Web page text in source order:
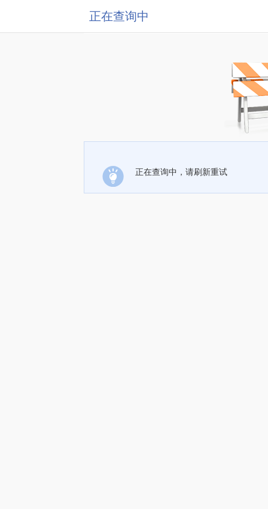
正在查询中
正在查询中，请刷新重试